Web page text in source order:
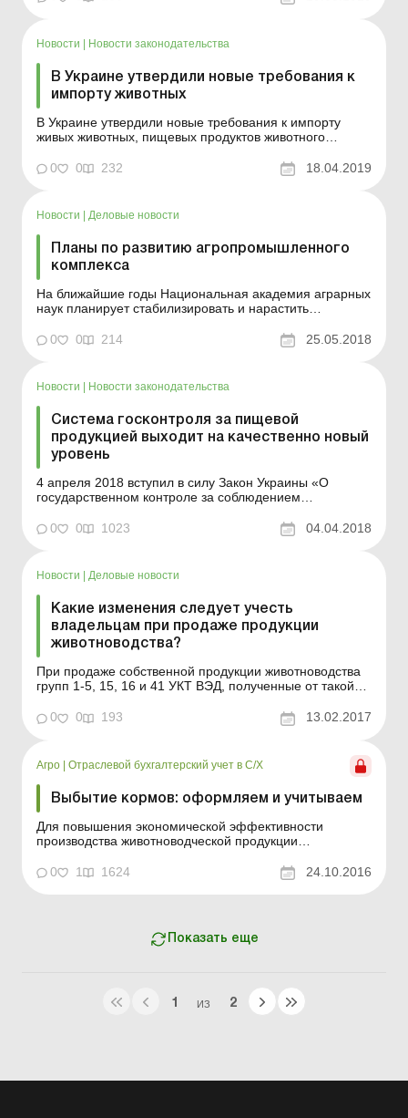
также побочных продуктов животного происхождения и
Соответствующий приказ...
Новости | Новости законодательства
В Украине утвердили новые требования к
импорту животных
В Украине утвердили новые требования к импорту
живых животных, пищевых продуктов животного
побочных продуктов животного происхождения. Приказ
«Об утверждении Требований по ввозу (пересылке) на
их репр...
0 0 232 18.04.2019
Новости | Деловые новости
Планы по развитию агропромышленного
комплекса
На ближайшие годы Национальная академия аграрных
наук планирует стабилизировать и нарастить
должна решить Стратегия развития
сельскохозяйственного производства в Украине на
продуктивности животных, в час...
0 0 214 25.05.2018
Новости Новости законодательства
Система госконтроля за пищевой
продукцией выходит на качественно новый
уровень
4 апреля 2018 вступил в силу Закон Украины «О
государственном контроле за соблюдением
побочных продуктах животного происхождения,
здоровья и благополучия животных» (№2042). Закон
2017 года, но осн...
0 0 1023 04.04.2018
Новости Деловые новости
Какие изменения следует учесть
владельцам при продаже продукции
животноводства?
При продаже собственной продукции животноводства
групп 1-5, 15, 16 и 41 УКТ ВЭД, полученные от такой
доходом, если их сумма совокупно за год не
превышает 50 размеров минимальной заработной
(налогового) года. в 201...
0 0 193 13.02.2017
Агро | Отраслевой бухгалтерский учет в С/Х
Выбытие кормов: оформляем и учитываем
Для повышения экономической эффективности
производства животноводческой продукции
полным и бесперебойным обеспечением скота
кормами и соблюдением разработанных рационов
0 1 1624 24.10.2016
Показать еще
1 ИЗ 2